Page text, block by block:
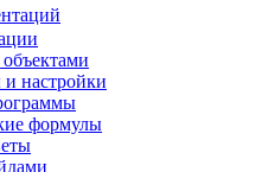
настройки
формулы